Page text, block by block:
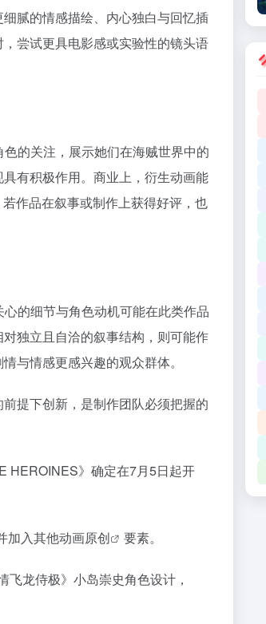
腻的情感描绘、内心独白与回忆插
尝试更具电影感或实验性的镜头语
的关注，展示她们在海贼世界中的
有积极作用。商业上，衍生动画能
作品在叙事或制作上获得好评，也
的细节与角色动机可能在此类作品
独立且自洽的叙事结构，则可能作
与情感更感兴趣的观众群体。
提下创新，是制作团队必须把握的
HEROINES》确定在7月5日起开
加入其他动画原创 要素。
龙侍极》小岛崇史角色设计，